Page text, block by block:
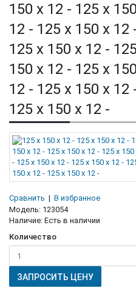
150 x 12 - 125 x
12 - 125 x 150 x 12
125 x 150 x 12 -
150 x 12 - 125 x
12 - 125 x 150 x 12
125 x 150 x 12 -
Сравнить | В избранное
Модель: 123054
Наличие: Есть в наличии
Количество
ЗАПРОСИТЬ ЦЕНУ